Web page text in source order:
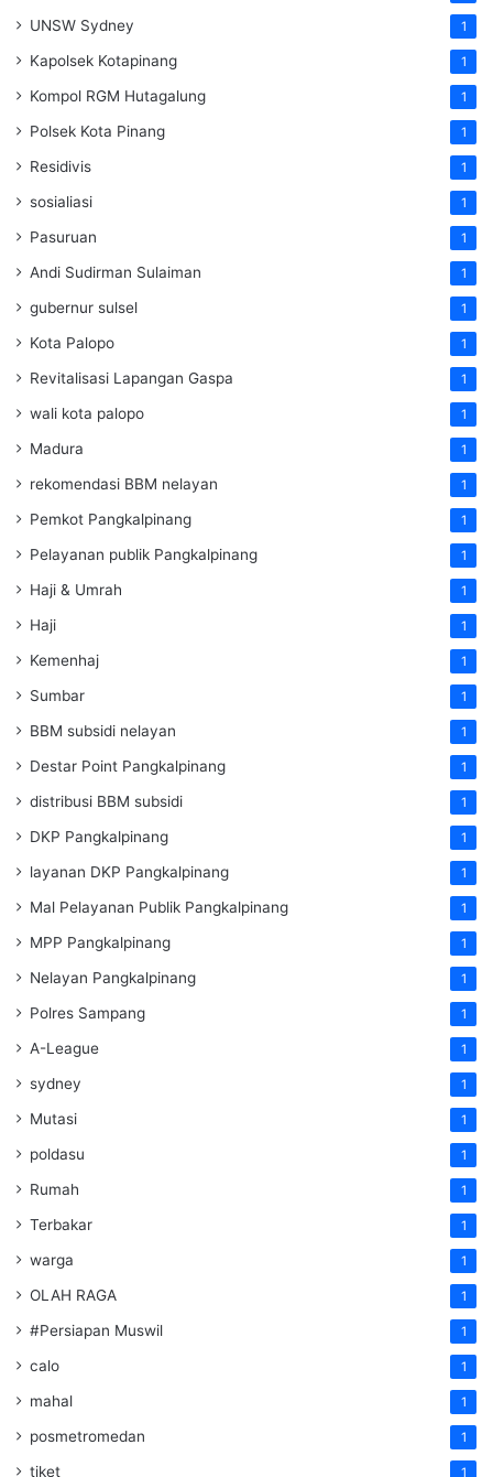
UNSW Sydney 1
Kapolsek Kotapinang 1
Kompol RGM Hutagalung 1
Polsek Kota Pinang 1
Residivis 1
sosialiasi 1
Pasuruan 1
Andi Sudirman Sulaiman 1
gubernur sulsel 1
Kota Palopo 1
Revitalisasi Lapangan Gaspa 1
wali kota palopo 1
Madura 1
rekomendasi BBM nelayan 1
Pemkot Pangkalpinang 1
Pelayanan publik Pangkalpinang 1
Haji & Umrah 1
Haji 1
Kemenhaj 1
Sumbar 1
BBM subsidi nelayan 1
Destar Point Pangkalpinang 1
distribusi BBM subsidi 1
DKP Pangkalpinang 1
layanan DKP Pangkalpinang 1
Mal Pelayanan Publik Pangkalpinang 1
MPP Pangkalpinang 1
Nelayan Pangkalpinang 1
Polres Sampang 1
A-League 1
sydney 1
Mutasi 1
poldasu 1
Rumah 1
Terbakar 1
warga 1
OLAH RAGA 1
#Persiapan Muswil 1
calo 1
mahal 1
posmetromedan 1
tiket 1